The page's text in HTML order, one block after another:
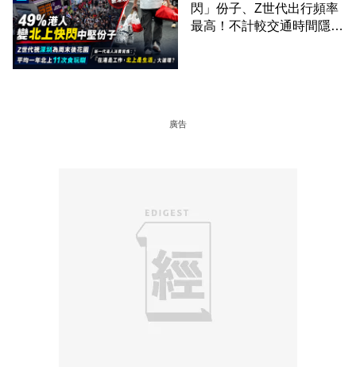
閃」份子、Z世代出行頻率
最高！不計較交通時間隱形
廣告